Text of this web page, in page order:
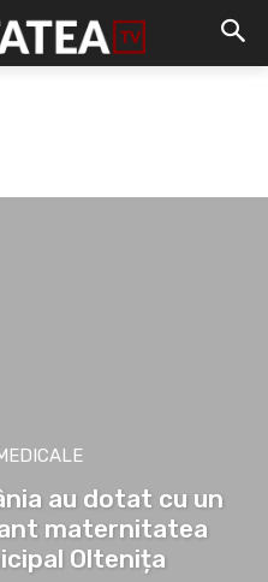
au dotat cu un
maternitatea
Oltenița